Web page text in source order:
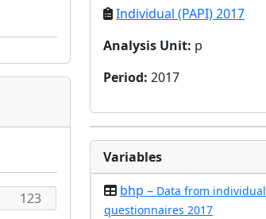
Individual (PAPI) 2017
Analysis Unit: p
Period:2017
Variables
bhp – Data from individual
questionnaires 2017